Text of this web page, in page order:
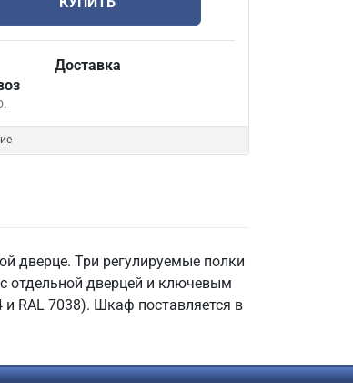
Доставка
дверце. Три регулируемые полки
отдельной дверцей и ключевым
RAL 7038). Шкаф поставляется в